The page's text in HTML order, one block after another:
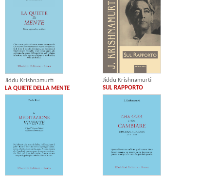
Jiddu Krishnamurti
LA QUIETE DELLA MENTE
Jiddu Krishnamurti
SUL RAPPORTO